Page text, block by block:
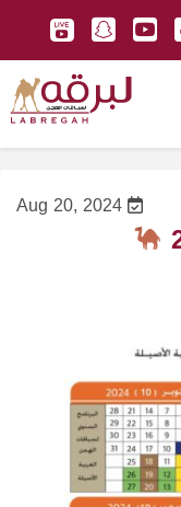
Aug 20, 2024